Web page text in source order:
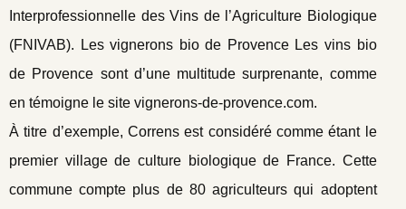
Interprofessionnelle des Vins de l’Agriculture Biologique
(FNIVAB). Les vignerons bio de Provence Les vins bio
de Provence sont d’une multitude surprenante, comme
en témoigne le site vignerons-de-provence.com.
À titre d’exemple, Correns est considéré comme étant le
premier village de culture biologique de France. Cette
commune compte plus de 80 agriculteurs qui adoptent